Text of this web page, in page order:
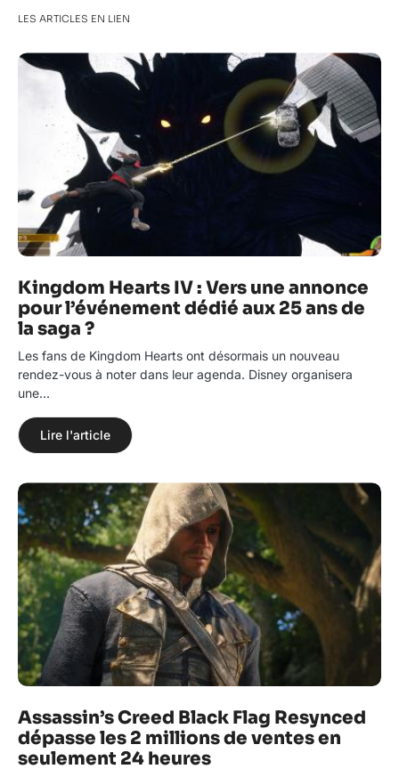
LES ARTICLES EN LIEN
Kingdom Hearts IV : Vers une annonce
pour l’événement dédié aux 25 ans de
la saga ?
Les fans de Kingdom Hearts ont désormais un nouveau
rendez-vous à noter dans leur agenda. Disney organisera
une…
Lire l'article
Assassin’s Creed Black Flag Resynced
dépasse les 2 millions de ventes en
seulement 24 heures